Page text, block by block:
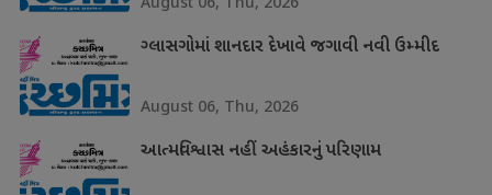
ગ્લાસગોમાં શાનદાર દેખાવે જગાવી નવી ઉમ્મીદ
August 06, Thu, 2026
આત્મવિશ્વાસ નહીં અહંકારનું પરિણામ